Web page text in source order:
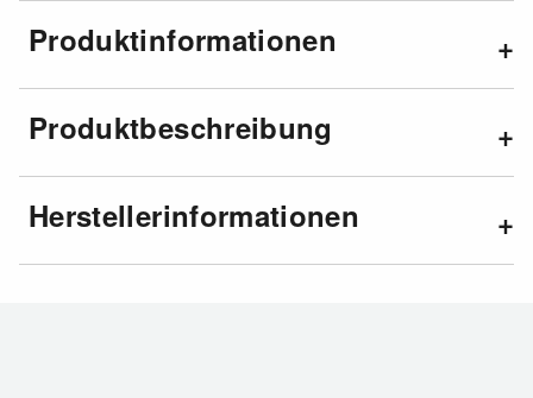
Produktinformationen
Produktbeschreibung
Herstellerinformationen